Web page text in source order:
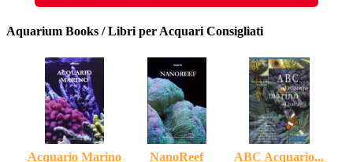
Aquarium Books / Libri per Acquari Consigliati
Acquario Marino NanoReef
ABC Acquario...